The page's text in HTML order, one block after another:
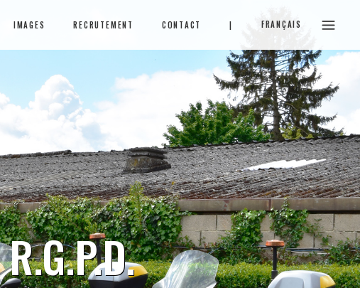
IMAGES RECRUTEMENT CONTACT | FRANÇAIS